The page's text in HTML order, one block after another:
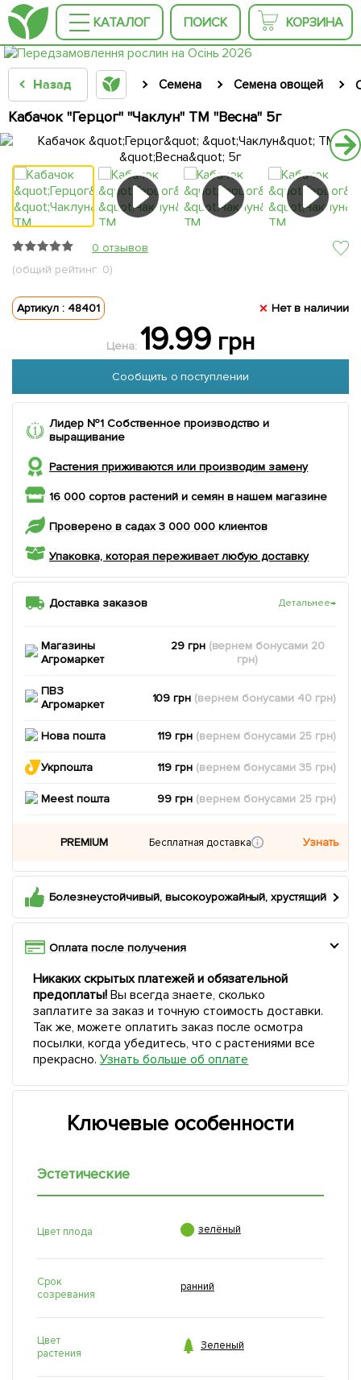
КАТАЛОГ ПОИСК КОРЗИНА
Назад Семена Семена овощей
Кабачок "Герцог" "Чаклун" ТМ "Весна" 5г
0 отзывов
(общий рейтинг: 0)
Артикул : 48401 Нет в наличии
Цена: 19.99 грн
Сообщить о поступлении
Лидер №1 Собственное производство и
выращивание
Растения приживаются или производим замену
16 000 сортов растений и семян в нашем магазине
Проверено в садах 3 000 000 клиентов
Упаковка, которая переживает любую доставку
Доставка заказов Детальнее→
Магазины
Агромаркет
29 грн (вернем бонусами 20
грн)
ПВЗ
Агромаркет
109 грн (вернем бонусами 40 грн)
Нова пошта 119 грн (вернем бонусами 25 грн)
Укрпошта 119 грн (вернем бонусами35 грн)
Meest пошта 99 грн (вернем бонусами 25 грн)
PREMIUM Бесплатная доставка Узнать
Болезнеустойчивый, высокоурожайный, хрустящий
Оплата после получения
Никаких скрытых платежей и обязательной
предоплаты!Вы всегда знаете, сколько
заплатите за заказ и точную стоимость доставки.
Так же, можете оплатить заказ после осмотра
посылки, когда убедитесь, что с растениями все
прекрасно. Узнать больше об оплате
Ключевые особенности
Эстетические
Цвет плода  зелёный
Срок
созревания
ранний
Цвет
растения
 Зеленый